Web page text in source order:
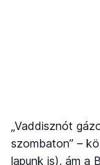
„Vaddisznót
szombaton” –
lapunk is), ám a